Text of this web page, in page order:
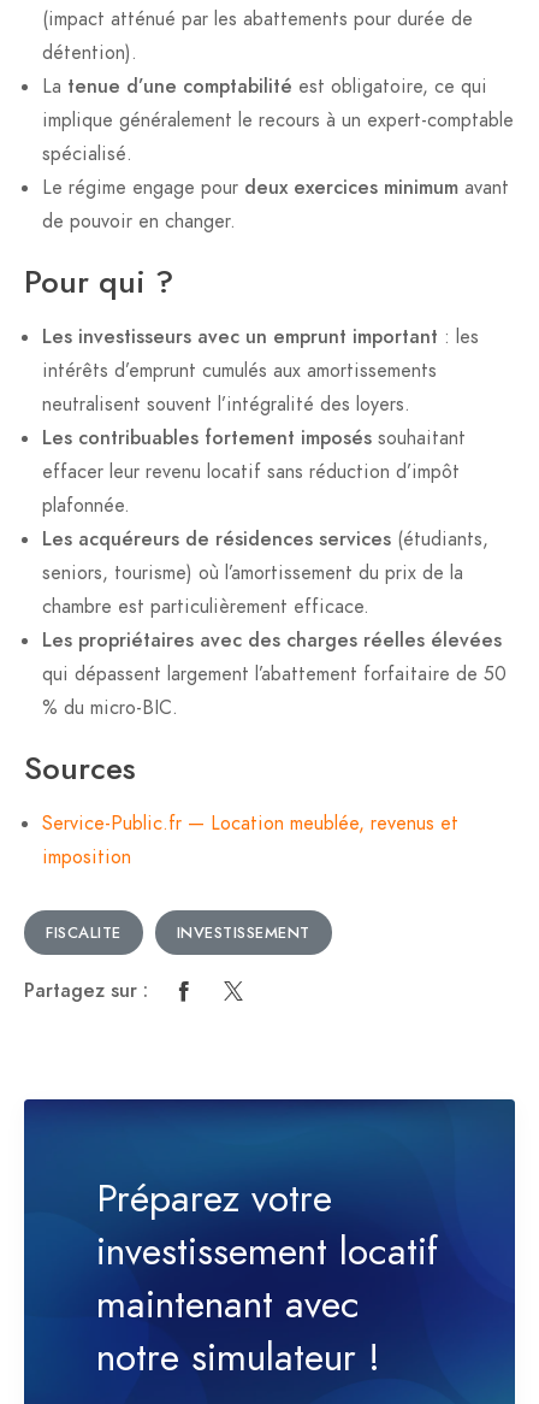
(impact atténué par les abattements pour durée de
détention).
La tenue d’une comptabilité est obligatoire, ce qui
implique généralement le recours à un expert-comptable
spécialisé.
Le régime engage pour deux exercices minimum avant
de pouvoir en changer.
Pour qui ?
Les investisseurs avec un emprunt important : les
intérêts d’emprunt cumulés aux amortissements
neutralisent souvent l’intégralité des loyers.
Les contribuables fortement imposés souhaitant
effacer leur revenu locatif sans réduction d’impôt
plafonnée.
Les acquéreurs de résidences services (étudiants,
seniors, tourisme) où l’amortissement du prix de la
chambre est particulièrement efficace.
Les propriétaires avec des charges réelles élevées
qui dépassent largement l’abattement forfaitaire de 50
% du micro-BIC.
Sources
Service-Public.fr — Location meublée, revenus et
imposition
FISCALITE INVESTISSEMENT
Partagez sur :
Préparez votre
investissement locatif
maintenant avec
notre simulateur !